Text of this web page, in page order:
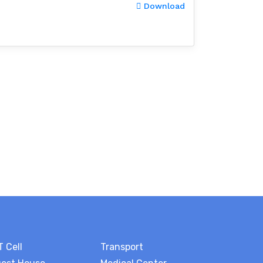
Download
Cell
Transport